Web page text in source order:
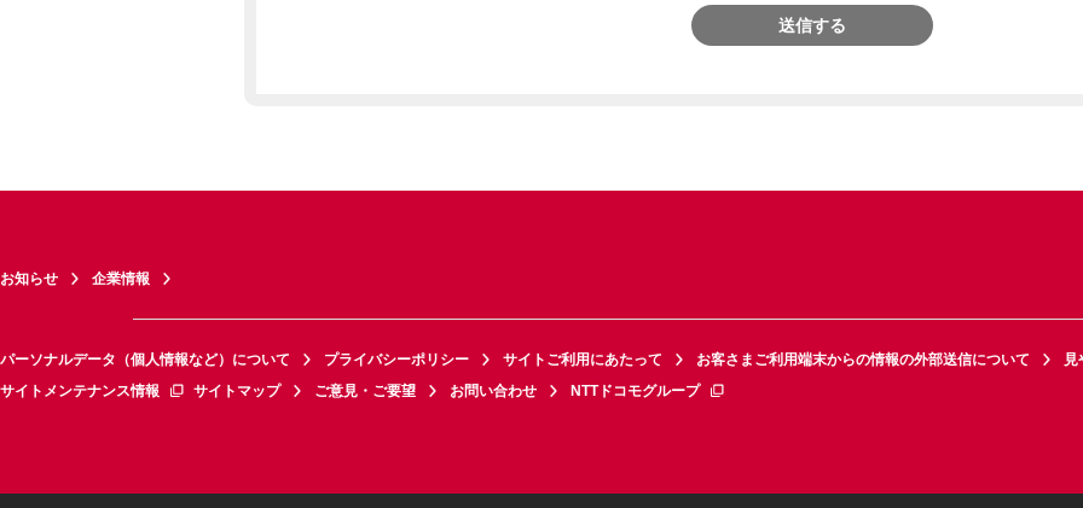
送信する
お知らせ 企業情報
パーソナルデータ（個人情報など）について プライバシーポリシー サイトご利用にあたって お客さまご利用端末からの情報の外部送信について
見
サイトメンテナンス情報
サイトマップ ご意見・ご要望 お問い合わせ NTTドコモグループ